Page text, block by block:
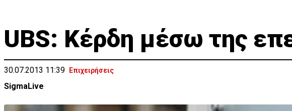
UBS: Κέρδη μέσω της
30.07.2013 11:39 Επιχειρήσεις
SigmaLive